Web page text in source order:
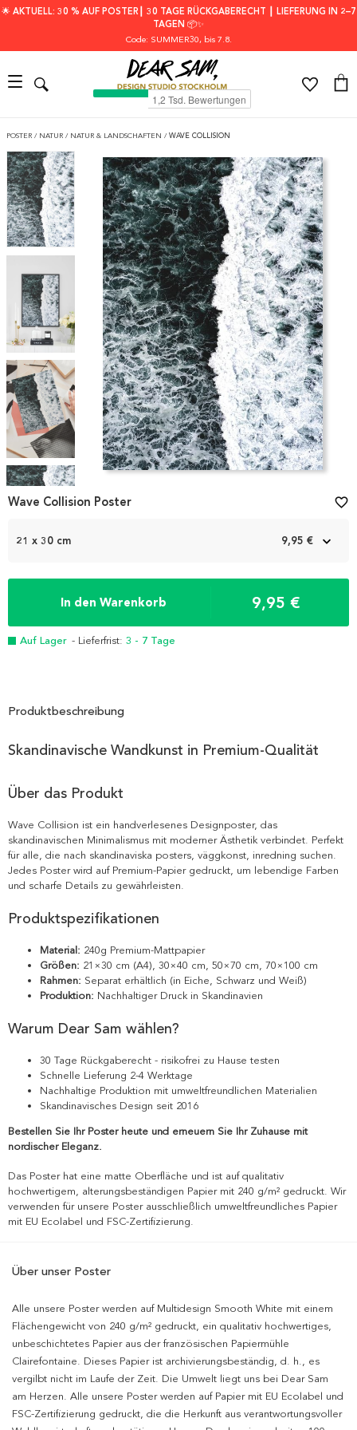
🌟 AKTUELL: 30 % AUF POSTER┃ 30 TAGE RÜCKGABERECHT ┃ LIEFERUNG IN 2–7
TAGEN 📦✨
Code: SUMMER30, bis 7.8.
POSTER / NATUR / NATUR & LANDSCHAFTEN / WAVE COLLISION
Item
1
21 x 30 cm 9,95 €
In den Warenkorb 9,95 €
Auf Lager - Lieferfrist: 3 - 7 Tage
Wave Collision Poster favorite_border
Produktbeschreibung
Skandinavische Wandkunst in Premium-Qualität
Über das Produkt
Wave Collision ist ein handverlesenes Designposter, das
skandinavischen Minimalismus mit moderner Ästhetik verbindet. Perfekt
für alle, die nach skandinaviska posters, väggkonst, inredning suchen.
Jedes Poster wird auf Premium-Papier gedruckt, um lebendige Farben
und scharfe Details zu gewährleisten.
Produktspezifikationen
Material: 240g Premium-Mattpapier
Größen: 21×30 cm (A4), 30×40 cm, 50×70 cm, 70×100 cm
Rahmen: Separat erhältlich (in Eiche, Schwarz und Weiß)
Produktion: Nachhaltiger Druck in Skandinavien
Warum Dear Sam wählen?
30 Tage Rückgaberecht - risikofrei zu Hause testen
Schnelle Lieferung 2-4 Werktage
Nachhaltige Produktion mit umweltfreundlichen Materialien
Skandinavisches Design seit 2016
Bestellen Sie Ihr Poster heute und erneuern Sie Ihr Zuhause mit
nordischer Eleganz.
Das Poster hat eine matte Oberfläche und ist auf qualitativ
hochwertigem, alterungsbeständigen Papier mit 240 g/m² gedruckt. Wir
verwenden für unsere Poster ausschließlich umweltfreundliches Papier
mit EU Ecolabel und FSC-Zertifizierung.
Über unser Poster
Alle unsere Poster werden auf Multidesign Smooth White mit einem
Flächengewicht von 240 g/m² gedruckt, ein qualitativ hochwertiges,
unbeschichtetes Papier aus der französischen Papiermühle
Clairefontaine. Dieses Papier ist archivierungsbeständig, d. h., es
vergilbt nicht im Laufe der Zeit. Die Umwelt liegt uns bei Dear Sam
am Herzen. Alle unsere Poster werden auf Papier mit EU Ecolabel und
FSC-Zertifizierung gedruckt, die die Herkunft aus verantwortungsvoller